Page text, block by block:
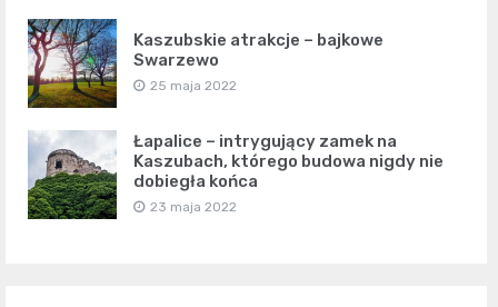
Kaszubskie atrakcje – bajkowe
Swarzewo
25 maja 2022
Łapalice – intrygujący zamek na
Kaszubach, którego budowa nigdy nie
dobiegła końca
23 maja 2022